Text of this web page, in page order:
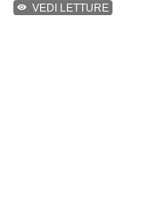
VEDI LETTURE